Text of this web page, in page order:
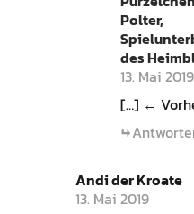
Polter,
des
13. Mai 2019
[…] ←
Andi der Kroate
13. Mai 2019